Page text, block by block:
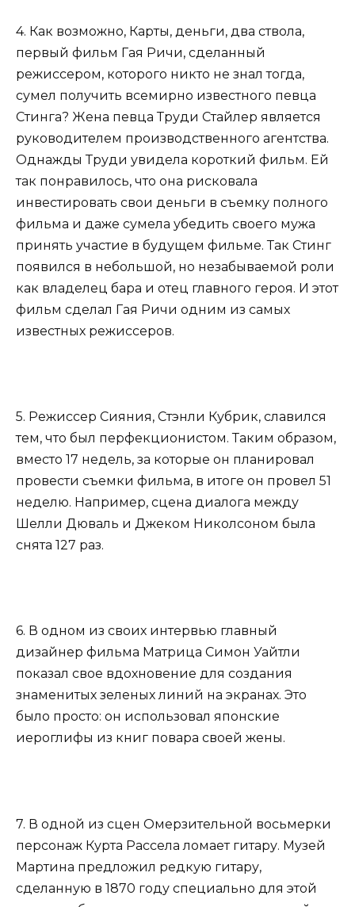
4. Как возможно, Карты, деньги, два ствола,
первый фильм Гая Ричи, сделанный
режиссером, которого никто не знал тогда,
сумел получить всемирно известного певца
Стинга? Жена певца Труди Стайлер является
руководителем производственного агентства.
Однажды Труди увидела короткий фильм. Ей
так понравилось, что она рисковала
инвестировать свои деньги в съемку полного
фильма и даже сумела убедить своего мужа
принять участие в будущем фильме. Так Стинг
появился в небольшой, но незабываемой роли
как владелец бара и отец главного героя. И этот
фильм сделал Гая Ричи одним из самых
известных режиссеров.
5. Режиссер Сияния, Стэнли Кубрик, славился
тем, что был перфекционистом. Таким образом,
вместо 17 недель, за которые он планировал
провести съемки фильма, в итоге он провел 51
неделю. Например, сцена диалога между
Шелли Дюваль и Джеком Николсоном была
снята 127 раз.
6. В одном из своих интервью главный
дизайнер фильма Матрица Симон Уайтли
показал свое вдохновение для создания
знаменитых зеленых линий на экранах. Это
было просто: он использовал японские
иероглифы из книг повара своей жены.
7. В одной из сцен Омерзительной восьмерки
персонаж Курта Рассела ломает гитару. Музей
Мартина предложил редкую гитару,
сделанную в 1870 году специально для этой